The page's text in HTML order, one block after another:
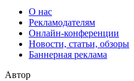
О нас
Рекламодателям
Онлайн-конференции
Новости, статьи, обзоры
Баннерная реклама
Автор